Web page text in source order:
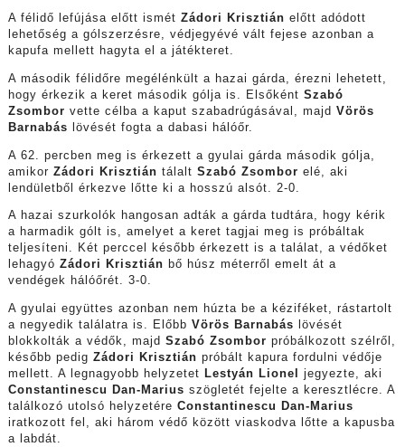
A félidő lefújása előtt ismét Zádori Krisztián előtt adódott
lehetőség a gólszerzésre, védjegyévé vált fejese azonban a
kapufa mellett hagyta el a játékteret.
A második félidőre megélénkült a hazai gárda, érezni lehetett,
hogy érkezik a keret második gólja is. Elsőként Szabó
Zsombor vette célba a kaput szabadrúgásával, majd Vörös
Barnabás lövését fogta a dabasi hálóőr.
A 62. percben meg is érkezett a gyulai gárda második gólja,
amikor Zádori Krisztián tálalt Szabó Zsombor elé, aki
lendületből érkezve lőtte ki a hosszú alsót. 2-0.
A hazai szurkolók hangosan adták a gárda tudtára, hogy kérik
a harmadik gólt is, amelyet a keret tagjai meg is próbáltak
teljesíteni. Két perccel később érkezett is a találat, a védőket
lehagyó Zádori Krisztián bő húsz méterről emelt át a
vendégek hálóőrét. 3-0.
A gyulai együttes azonban nem húzta be a kéziféket, rástartolt
a negyedik találatra is. Előbb Vörös Barnabás lövését
blokkolták a védők, majd Szabó Zsombor próbálkozott szélről,
később pedig Zádori Krisztián próbált kapura fordulni védője
mellett. A legnagyobb helyzetet Lestyán Lionel
jegyezte, aki
Constantinescu Dan-Marius szögletét fejelte a keresztlécre. A
találkozó utolsó helyzetére Constantinescu Dan-Marius
iratkozott fel, aki három védő között viaskodva lőtte a kapusba
a labdát.